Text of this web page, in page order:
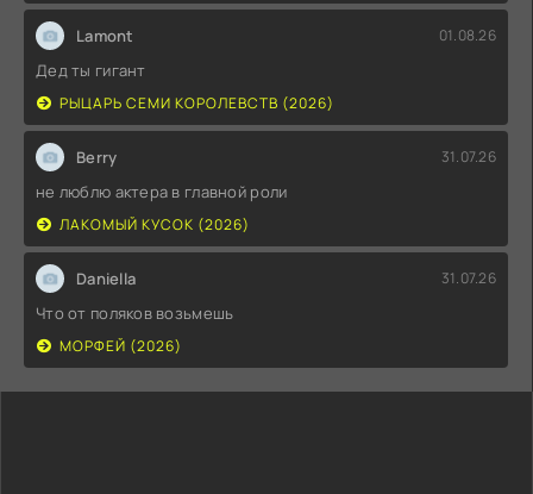
Lamont 01.08.26
Дед ты гигант
РЫЦАРЬ СЕМИ КОРОЛЕВСТВ (2026)
Berry 31.07.26
не люблю актера в главной роли
ЛАКОМЫЙ КУСОК (2026)
Daniella 31.07.26
Что от поляков возьмешь
МОРФЕЙ (2026)